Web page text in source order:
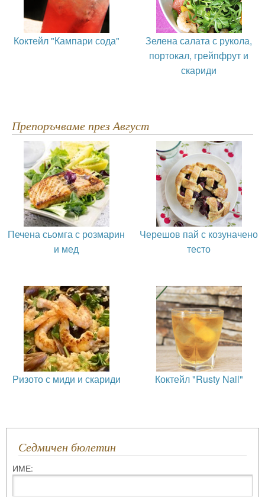
Коктейл "Кампари сода"
Зелена салата с рукола,
портокал, грейпфрут и
скариди
Препоръчваме през Август
Печена сьомга с розмарин
и мед
Черешов пай с козуначено
тесто
Ризото с миди и скариди Коктейл "Rusty Nail"
Седмичен бюлетин
ИМЕ: